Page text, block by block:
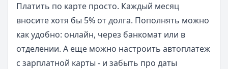
Платить по карте просто. Каждый месяц
вносите хотя бы 5% от долга. Пополнять можно
как удобно: онлайн, через банкомат или в
отделении. А еще можно настроить автоплатеж
с зарплатной карты - и забыть про даты